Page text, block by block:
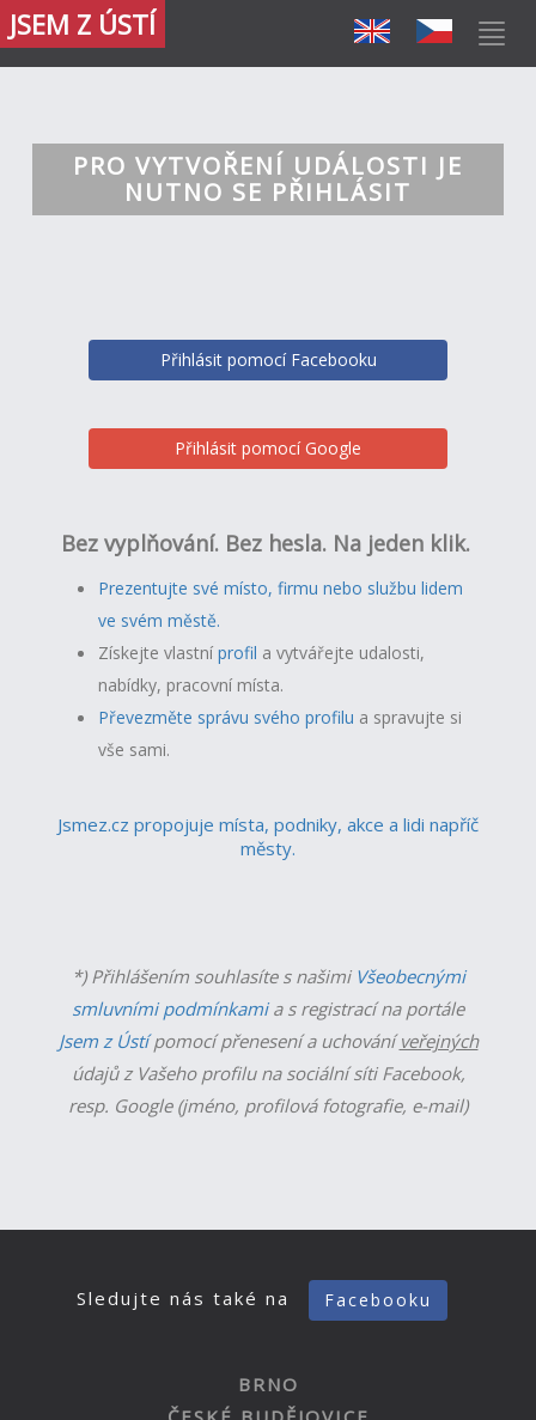
JSEM Z ÚSTÍ
PRO VYTVOŘENÍ UDÁLOSTI JE
NUTNO SE PŘIHLÁSIT
Přihlásit pomocí Facebooku
Přihlásit pomocí Google
Bez vyplňování. Bez hesla. Na jeden klik.
Prezentujte své místo, firmu nebo službu lidem
ve svém městě.
Získejte vlastníprofil a vytvářejte udalosti,
nabídky, pracovní místa.
Převezměte správu svého profilu a spravujte si
vše sami.
Jsmez.cz propojuje místa, podniky, akce a lidi napříč
městy.
*) Přihlášením souhlasíte s našimi Všeobecnými
smluvními podmínkamia s registrací na portále
Jsem z Ústípomocí přenesení a uchováníveřejných
údajů z Vašeho profilu na sociální síti Facebook,
resp. Google (jméno, profilová fotografie, e-mail)
Sledujte nás také na Facebooku
BRNO